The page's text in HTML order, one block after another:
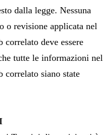
dalla legge. Nessuna
o revisione applicata nel
correlato deve essere
tutte le informazioni nel
correlato siano state